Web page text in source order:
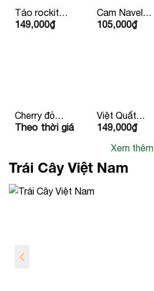
Táo rockit
424g 4 Quả
149,000₫
Cam Navel
Ruột Vàng
105,000₫
Cherry đỏ
Canada
Theo thời giá
Việt Quất
125g
Peru
149,000₫
Xem thêm
Trái Cây Việt Nam